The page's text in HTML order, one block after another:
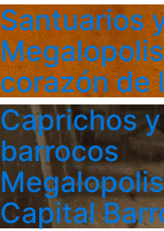
Santuarios
corazón de
Caprichos
barrocos
Capital